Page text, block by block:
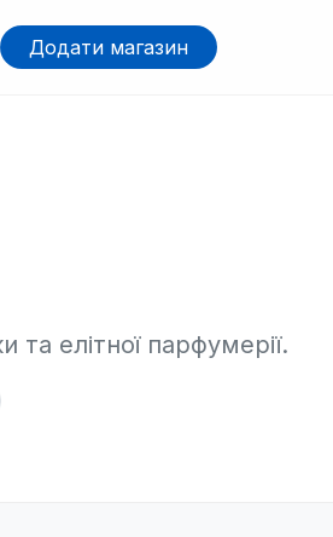
Додати магазин
елітної парфумерії.